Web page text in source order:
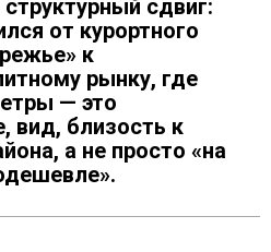
сдвиг:
от курортного
к
рынку, где
— это
вид, близость к
а не просто «на